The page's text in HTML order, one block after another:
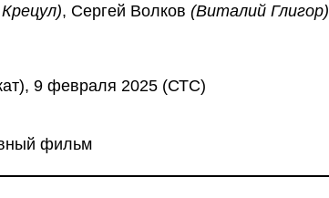
, Сергей Волков (Виталий Глигор)
9 февраля 2025 (СТС)
фильм